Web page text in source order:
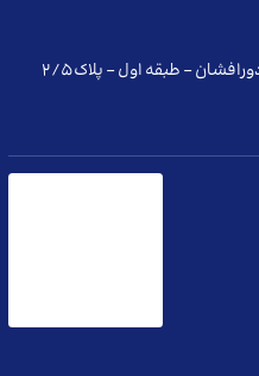
- طبقه اول - پلاک ۲/۵